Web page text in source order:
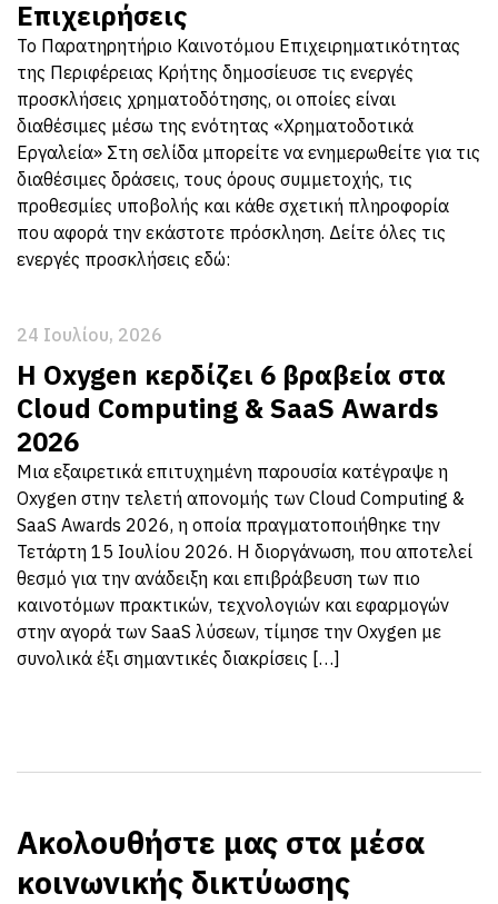
Επιχειρήσεις
Το Παρατηρητήριο Καινοτόμου Επιχειρηματικότητας
της Περιφέρειας Κρήτης δημοσίευσε τις ενεργές
προσκλήσεις χρηματοδότησης, οι οποίες είναι
διαθέσιμες μέσω της ενότητας «Χρηματοδοτικά
Εργαλεία» Στη σελίδα μπορείτε να ενημερωθείτε για τις
διαθέσιμες δράσεις, τους όρους συμμετοχής, τις
προθεσμίες υποβολής και κάθε σχετική πληροφορία
που αφορά την εκάστοτε πρόσκληση. Δείτε όλες τις
ενεργές προσκλήσεις εδώ:
24 Ιουλίου, 2026
Η Oxygen κερδίζει 6 βραβεία στα
Cloud Computing & SaaS Awards
2026
Μια εξαιρετικά επιτυχημένη παρουσία κατέγραψε η
Oxygen στην τελετή απονομής των Cloud Computing &
SaaS Awards 2026, η οποία πραγματοποιήθηκε την
Τετάρτη 15 Ιουλίου 2026. Η διοργάνωση, που αποτελεί
θεσμό για την ανάδειξη και επιβράβευση των πιο
καινοτόμων πρακτικών, τεχνολογιών και εφαρμογών
στην αγορά των SaaS λύσεων, τίμησε την Oxygen με
συνολικά έξι σημαντικές διακρίσεις […]
Ακολουθήστε μας στα μέσα
κοινωνικής δικτύωσης